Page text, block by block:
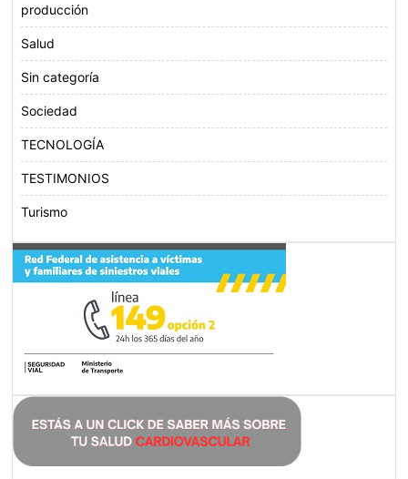
producción
Salud
Sin categoría
Sociedad
TECNOLOGÍA
TESTIMONIOS
Turismo